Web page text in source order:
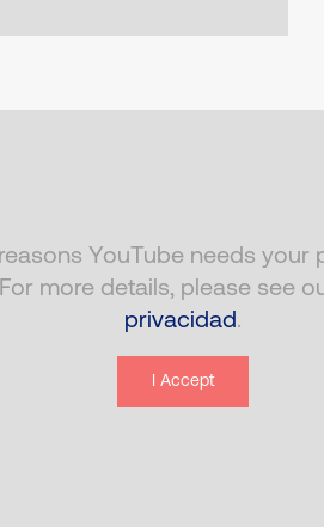
YouTube needs your
more details, please see
privacidad.
I Accept